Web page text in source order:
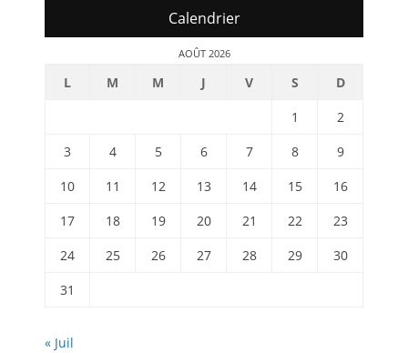
Calendrier
AOÛT 2026
L M M J V S
D
1
2
3
4 5 6 7 8
9
10
11 12 13 14 15
16
17
18 19 20 21 22
23
24
25 26 27 28 29
30
31
« Juil